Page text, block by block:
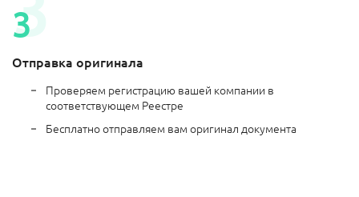
Отправка оригинала
Проверяем регистрацию вашей компании в
соответствующем Реестре
Бесплатно отправляем вам оригинал документа